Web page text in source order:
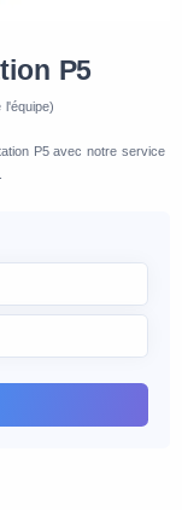
P5
P5 avec notre service